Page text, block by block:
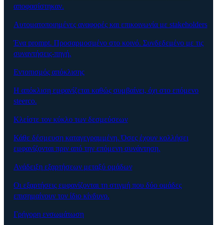
αποφασίστηκαν.
Αυτοματοποιημένες αναφορές και επικοινωνία με stakeholders
Ένα prompt. Προσαρμοσμένο στο κοινό. Συνδεδεμένο με τις
συναντήσεις-πηγή.
Εντοπισμός απόκλισης
Η απόκλιση εμφανίζεται καθώς συμβαίνει, όχι στο επόμενο
steerco.
Κλείστε τον κύκλο των δεσμεύσεων
Κάθε δέσμευση καταγεγραμμένη. Όσες έχουν κολλήσει
εμφανίζονται πριν από την επόμενη συνάντηση.
Ανάδειξη εξαρτήσεων μεταξύ ομάδων
Οι εξαρτήσεις εμφανίζονται τη στιγμή που δύο ομάδες
επισημαίνουν τον ίδιο κίνδυνο.
Γρήγορη ενσωμάτωση